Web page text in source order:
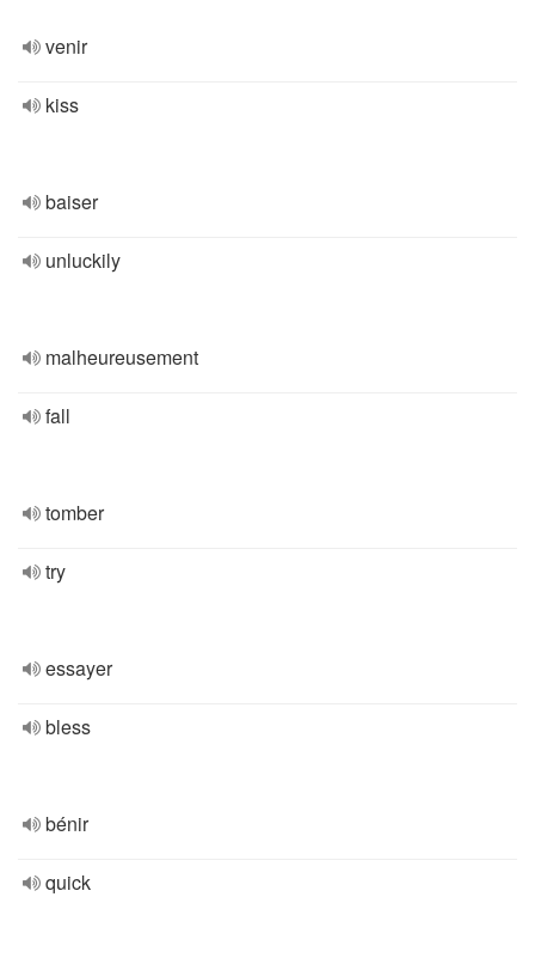
venir
kiss
baiser
unluckily
malheureusement
fall
tomber
try
essayer
bless
bénir
quick